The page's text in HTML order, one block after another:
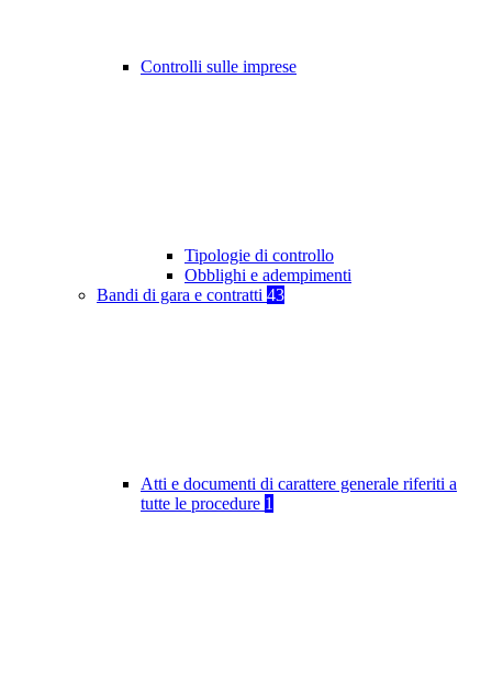
Controlli sulle imprese
Tipologie di controllo
Obblighi e adempimenti
Bandi di gara e contratti 43
Atti e documenti di carattere generale riferiti a
tutte le procedure 1